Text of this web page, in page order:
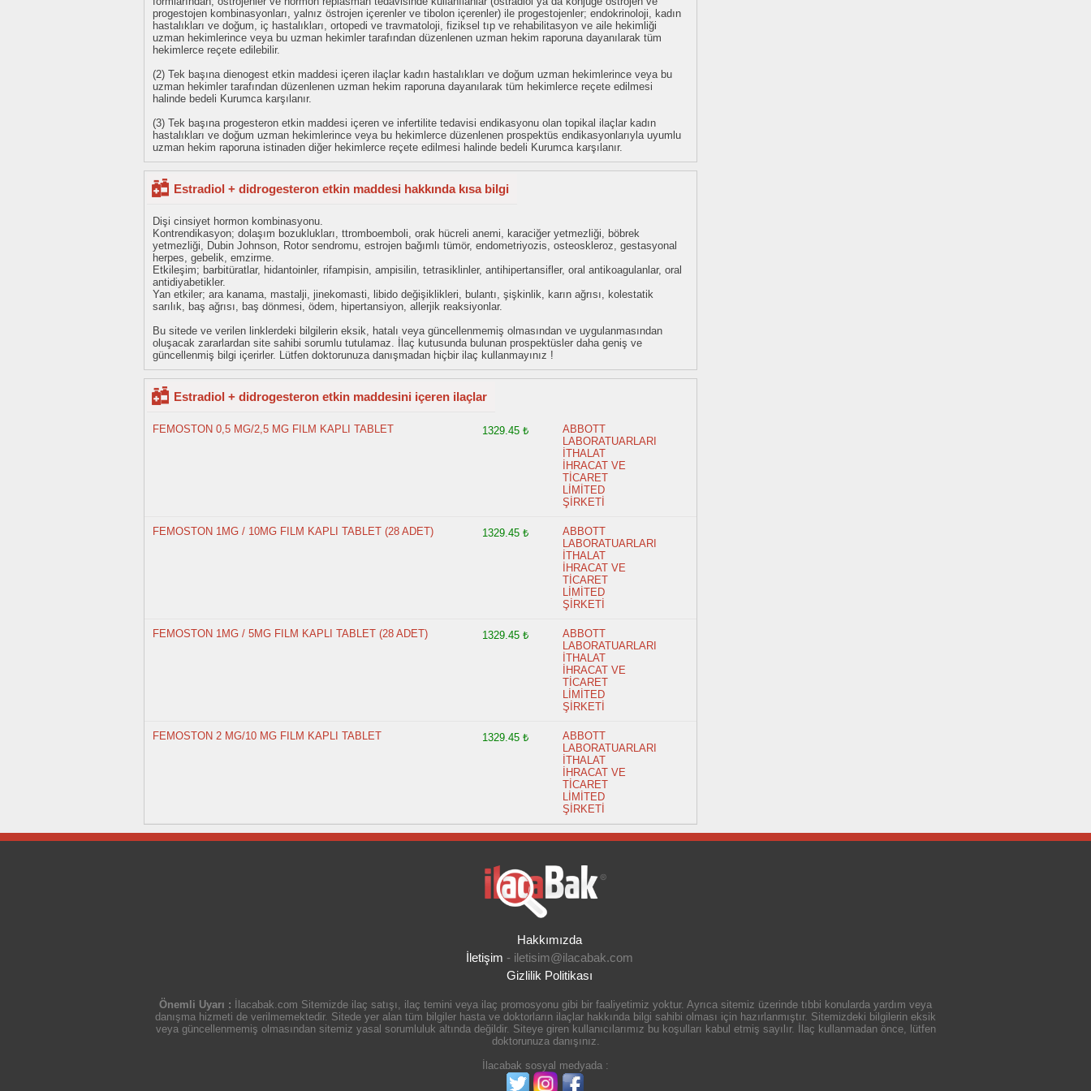
progestojen kombinasyonları, yalnız östrojen içerenler ve tibolon içerenler) ile progestojenler; endokrinoloji, kadın
hastalıkları ve doğum, iç hastalıkları, ortopedi ve travmatoloji, fiziksel tıp ve rehabilitasyon ve aile hekimliği
uzman hekimlerince veya bu uzman hekimler tarafından düzenlenen uzman hekim raporuna dayanılarak tüm
hekimlerce reçete edilebilir.
(2) Tek başına dienogest etkin maddesi içeren ilaçlar kadın hastalıkları ve doğum uzman hekimlerince veya bu
uzman hekimler tarafından düzenlenen uzman hekim raporuna dayanılarak tüm hekimlerce reçete edilmesi
halinde bedeli Kurumca karşılanır.
(3) Tek başına progesteron etkin maddesi içeren ve infertilite tedavisi endikasyonu olan topikal ilaçlar kadın
hastalıkları ve doğum uzman hekimlerince veya bu hekimlerce düzenlenen prospektüs endikasyonlarıyla uyumlu
uzman hekim raporuna istinaden diğer hekimlerce reçete edilmesi halinde bedeli Kurumca karşılanır.
Estradiol + didrogesteron etkin maddesi hakkında kısa bilgi
Dişi cinsiyet hormon kombinasyonu.
Kontrendikasyon; dolaşım bozuklukları, ttromboemboli, orak hücreli anemi, karaciğer yetmezliği, böbrek
yetmezliği, Dubin Johnson, Rotor sendromu, estrojen bağımlı tümör, endometriyozis, osteoskleroz, gestasyonal
herpes, gebelik, emzirme.
Etkileşim; barbitüratlar, hidantoinler, rifampisin, ampisilin, tetrasiklinler, antihipertansifler, oral antikoagulanlar, oral
antidiyabetikler.
Yan etkiler; ara kanama, mastalji, jinekomasti, libido değişiklikleri, bulantı, şişkinlik, karın ağrısı, kolestatik
sarılık, baş ağrısı, baş dönmesi, ödem, hipertansiyon, allerjik reaksiyonlar.
Bu sitede ve verilen linklerdeki bilgilerin eksik, hatalı veya güncellenmemiş olmasından ve uygulanmasından
oluşacak zararlardan site sahibi sorumlu tutulamaz. İlaç kutusunda bulunan prospektüsler daha geniş ve
güncellenmiş bilgi içerirler. Lütfen doktorunuza danışmadan hiçbir ilaç kullanmayınız !
Estradiol + didrogesteron etkin maddesini içeren ilaçlar
FEMOSTON 0,5 MG/2,5 MG FILM KAPLI TABLET 1329.45 ₺
ABBOTT
LABORATUARLARI
İTHALAT
İHRACAT VE
TİCARET
LİMİTED
ŞİRKETİ
FEMOSTON 1MG / 10MG FILM KAPLI TABLET (28 ADET) 1329.45 ₺
ABBOTT
LABORATUARLARI
İTHALAT
İHRACAT VE
TİCARET
LİMİTED
ŞİRKETİ
FEMOSTON 1MG / 5MG FILM KAPLI TABLET (28 ADET) 1329.45 ₺
ABBOTT
LABORATUARLARI
İTHALAT
İHRACAT VE
TİCARET
LİMİTED
ŞİRKETİ
FEMOSTON 2 MG/10 MG FILM KAPLI TABLET 1329.45 ₺
ABBOTT
LABORATUARLARI
İTHALAT
İHRACAT VE
TİCARET
LİMİTED
ŞİRKETİ
Hakkımızda
İletişim - iletisim@ilacabak.com
Gizlilik Politikası
Önemli Uyarı : İlacabak.com Sitemizde ilaç satışı, ilaç temini veya ilaç promosyonu gibi bir faaliyetimiz yoktur. Ayrıca sitemiz üzerinde tıbbi konularda yardım veya
danışma hizmeti de verilmemektedir. Sitede yer alan tüm bilgiler hasta ve doktorların ilaçlar hakkında bilgi sahibi olması için hazırlanmıştır. Sitemizdeki bilgilerin eksik
veya güncellenmemiş olmasından sitemiz yasal sorumluluk altında değildir. Siteye giren kullanıcılarımız bu koşulları kabul etmiş sayılır. İlaç kullanmadan önce, lütfen
doktorunuza danışınız.
İlacabak sosyal medyada :